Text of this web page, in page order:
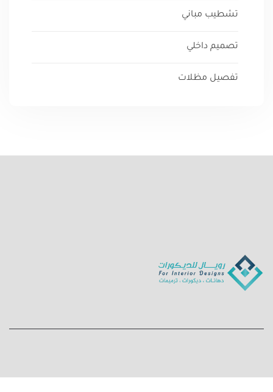
تشطيب مباني
تصميم داخلي
تفصيل مظلات